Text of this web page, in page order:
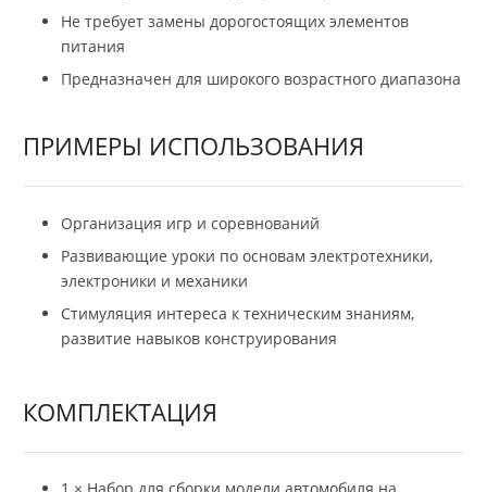
Не требует замены дорогостоящих элементов
питания
Предназначен для широкого возрастного диапазона
ПРИМЕРЫ ИСПОЛЬЗОВАНИЯ
Организация игр и соревнований
Развивающие уроки по основам электротехники,
электроники и механики
Стимуляция интереса к техническим знаниям,
развитие навыков конструирования
КОМПЛЕКТАЦИЯ